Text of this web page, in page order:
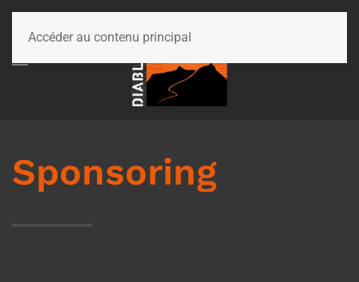
Accéder au contenu principal
Sponsoring